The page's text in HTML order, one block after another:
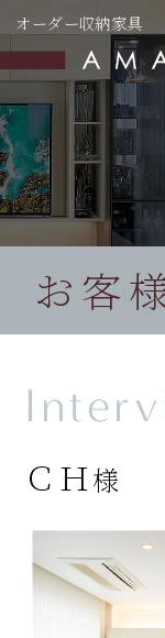
オーダー収納家具
お客
ＣＨ様